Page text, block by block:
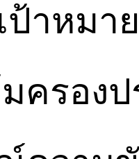
ป้าหม
ครอง